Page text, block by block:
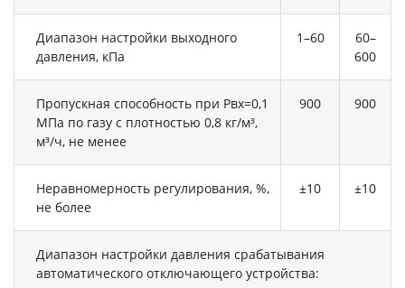
Диапазон настройки выходного
давления, кПа
1–60
60–
600
Пропускная способность при Рвх=0,1
МПа по газу с плотностью 0,8 кг/м³,
м³/ч, не менее
900 900
Неравномерность регулирования, %,
не более
±10 ±10
Диапазон настройки давления срабатывания
автоматического отключающего устройства: